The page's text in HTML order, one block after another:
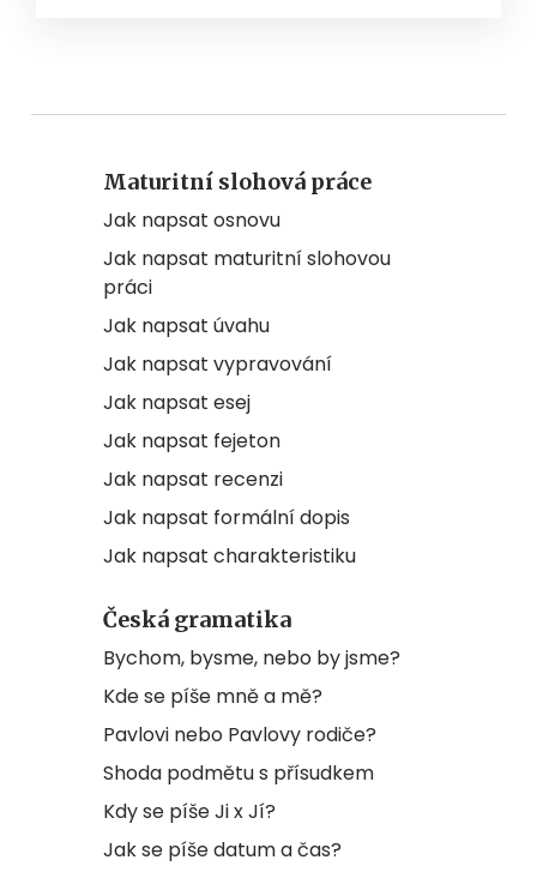
Maturitní slohová práce
Jak napsat osnovu
Jak napsat maturitní slohovou
práci
Jak napsat úvahu
Jak napsat vypravování
Jak napsat esej
Jak napsat fejeton
Jak napsat recenzi
Jak napsat formální dopis
Jak napsat charakteristiku
Česká gramatika
Bychom, bysme, nebo by jsme?
Kde se píše mně a mě?
Pavlovi nebo Pavlovy rodiče?
Shoda podmětu s přísudkem
Kdy se píše Ji x Jí?
Jak se píše datum a čas?